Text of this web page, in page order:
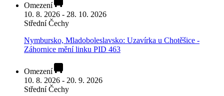
Omezení
10. 8. 2026 - 28. 10. 2026
Střední Čechy
Nymbursko, Mladoboleslavsko: Uzavírka u Chotěšice -
Záhornice mění linku PID 463
Omezení
10. 8. 2026 - 20. 9. 2026
Střední Čechy